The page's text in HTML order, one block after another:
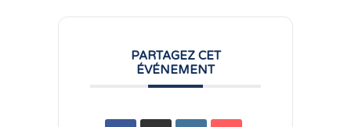
PARTAGEZ CET
ÉVÉNEMENT